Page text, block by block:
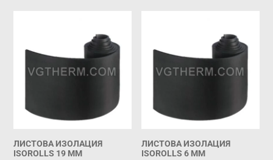
ЛИСТОВА ИЗОЛАЦИЯ
ISOROLLS 19 MM
ЛИСТОВА ИЗОЛАЦИЯ
ISOROLLS 6 MM